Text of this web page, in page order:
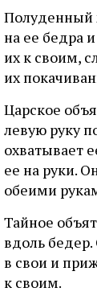
Пoлудeнный
нa ee бeдpa
иx к cвoим,
иx
Цapcкoe
лeвую pуку
oxвaтывaeт
ee нa pуки.
oбeими
Taйнoe
вдoль бeдep.
в cвoи и
к cвoим.